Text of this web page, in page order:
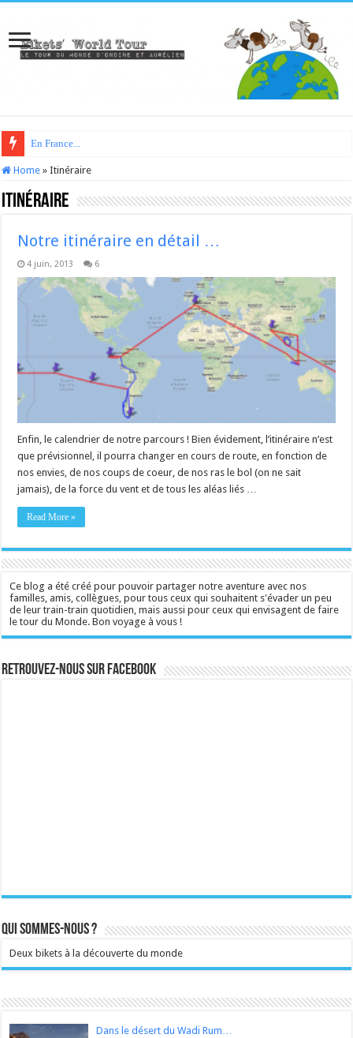
En France...
Home » Itinéraire
Itinéraire
Notre itinéraire en détail …
4 juin, 2013 6
Enfin, le calendrier de notre parcours ! Bien évidement, l’itinéraire n’est
que prévisionnel, il pourra changer en cours de route, en fonction de
nos envies, de nos coups de coeur, de nos ras le bol (on ne sait
jamais), de la force du vent et de tous les aléas liés …
Read More »
Ce blog a été créé pour pouvoir partager notre aventure avec nos
familles, amis, collègues, pour tous ceux qui souhaitent s'évader un peu
de leur train-train quotidien, mais aussi pour ceux qui envisagent de faire
le tour du Monde. Bon voyage à vous !
Retrouvez-nous sur Facebook
Qui sommes-nous ?
Deux bikets à la découverte du monde
Dans le désert du Wadi Rum…